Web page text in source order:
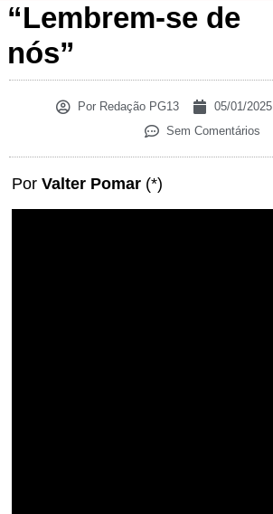
“Lembrem-se de
nós”
PorRedação PG13 05/01/2025
Sem Comentários
Por Valter Pomar (*)